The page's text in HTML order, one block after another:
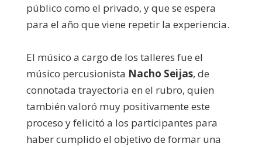
público como el privado, y que se espera
para el año que viene repetir la experiencia.
El músico a cargo de los talleres fue el
músico percusionista Nacho Seijas, de
connotada trayectoria en el rubro, quien
también valoró muy positivamente este
proceso y felicitó a los participantes para
haber cumplido el objetivo de formar una